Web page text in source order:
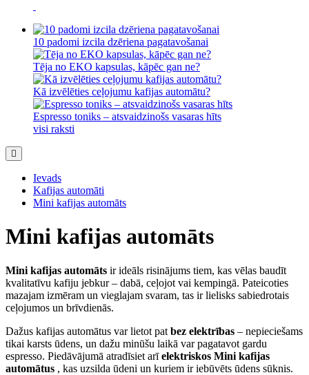
10 padomi izcila dzēriena pagatavošanai
Tēja no EKO kapsulas, kāpēc gan ne?
Kā izvēlēties ceļojumu kafijas automātu?
Espresso toniks – atsvaidzinošs vasaras hīts
visi raksti
Ievads
Kafijas automāti
Mini kafijas automāts
Mini kafijas automāts
Mini kafijas automāts ir ideāls risinājums tiem, kas vēlas baudīt
kvalitatīvu kafiju jebkur – dabā, ceļojot vai kempingā. Pateicoties
mazajam izmēram un vieglajam svaram, tas ir lielisks sabiedrotais
ceļojumos un brīvdienās.
Dažus kafijas automātus var lietot pat bez elektrības – nepieciešams
tikai karsts ūdens, un dažu minūšu laikā var pagatavot gardu
espresso. Piedāvājumā atradīsiet arīelektriskos Mini kafijas
automātus , kas uzsilda ūdeni un kuriem ir iebūvēts ūdens sūknis.